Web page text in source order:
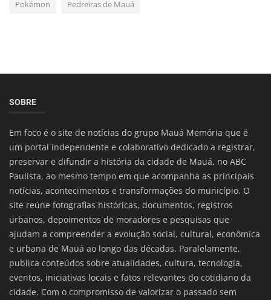
Pokémon Pedreiras de Mauá
SOBRE
Em foco é o site de notícias do grupo Mauá Memória que é
um portal independente e colaborativo dedicado a registrar,
preservar e difundir a história da cidade de Mauá, no ABC
Paulista, ao mesmo tempo em que acompanha as principais
notícias, acontecimentos e transformações do município. O
site reúne fotografias históricas, documentos, registros
urbanos, depoimentos de moradores e pesquisas que
ajudam a compreender a evolução social, cultural, econômica
e urbana de Mauá ao longo das décadas. Paralelamente,
publica conteúdos sobre atualidades, cultura, tecnologia,
eventos, iniciativas locais e fatos relevantes do cotidiano da
cidade. Com o compromisso de valorizar o passado sem